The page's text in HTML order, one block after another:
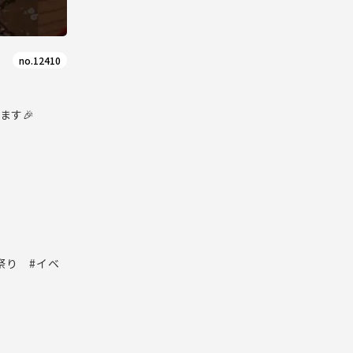
no.12410
す🎉
り #イベ